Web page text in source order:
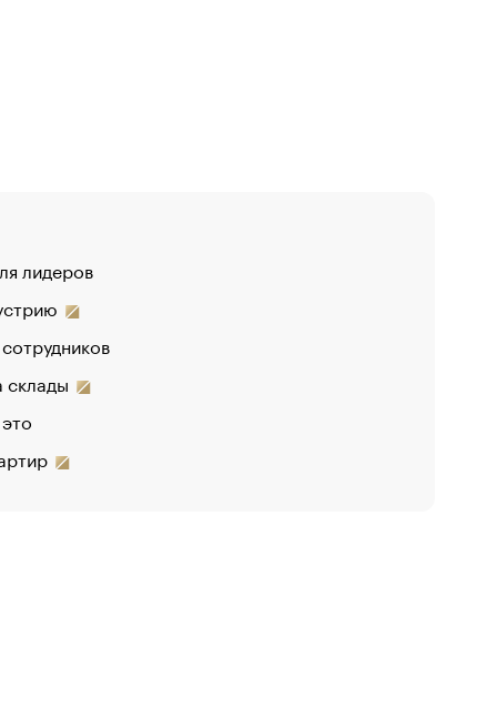
лидеров
склады